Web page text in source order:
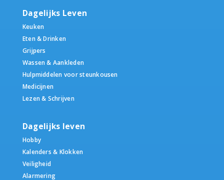
Dagelijks Leven
Keuken
Eten & Drinken
Grijpers
Wassen & Aankleden
Hulpmiddelen voor steunkousen
Medicijnen
Lezen & Schrijven
Dagelijks leven
Hobby
Kalenders & Klokken
Veiligheid
Alarmering